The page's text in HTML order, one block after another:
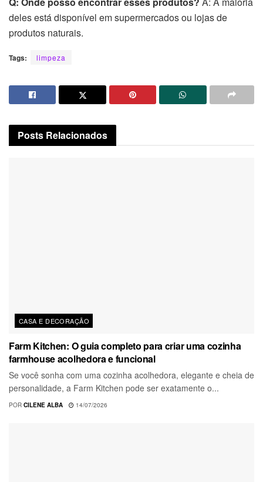
deles está disponível em supermercados ou lojas de
produtos naturais.
Tags: limpeza
Posts Relacionados
CASA E DECORAÇÃO
Farm Kitchen: O guia completo para criar uma cozinha
farmhouse acolhedora e funcional
Se você sonha com uma cozinha acolhedora, elegante e cheia de
personalidade, a Farm Kitchen pode ser exatamente o...
POR CILENE ALBA 14/07/2026